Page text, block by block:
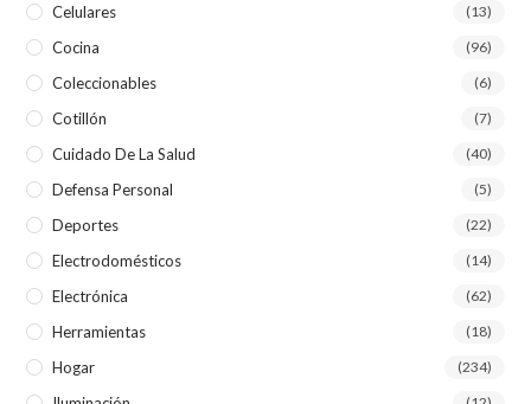
Celulares (13)
Cocina (96)
Coleccionables (6)
Cotillón (7)
Cuidado De La Salud (40)
Defensa Personal (5)
Deportes (22)
Electrodomésticos (14)
Electrónica (62)
Herramientas (18)
Hogar (234)